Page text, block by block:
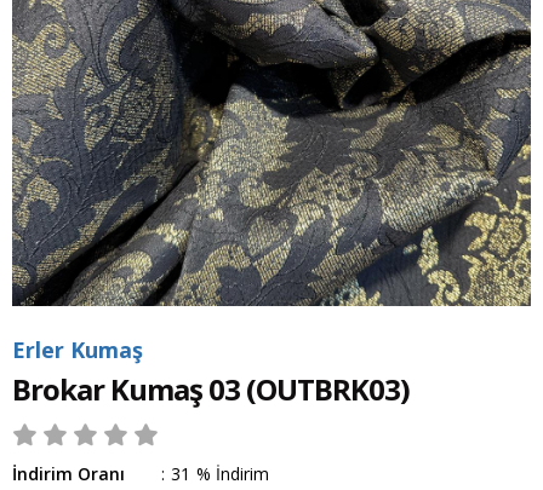
Erler Kumaş
Brokar Kumaş 03(OUTBRK03)
İndirim Oranı : %
31
İndirim